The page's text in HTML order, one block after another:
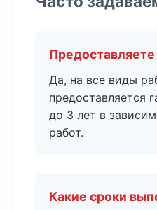
Да, на все виды
предоставляется
до 3 лет в
работ.
Какие сроки